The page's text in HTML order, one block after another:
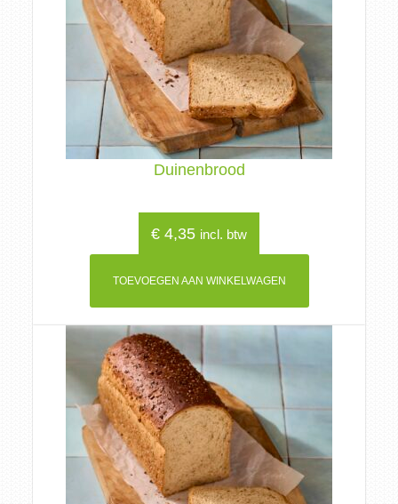
Duinenbrood
€ 4,35 incl. btw
TOEVOEGEN AAN WINKELWAGEN